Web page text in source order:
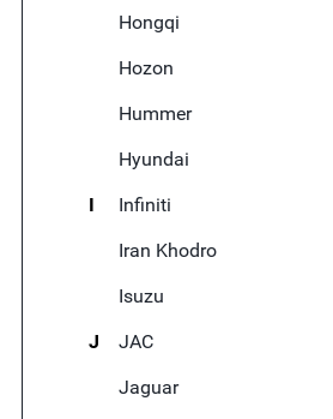
Hongqi
Hozon
Hummer
Hyundai
I
Infiniti
Iran Khodro
Isuzu
J
JAC
Jaguar